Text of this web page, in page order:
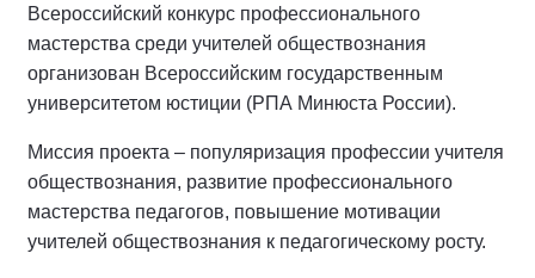
Всероссийский конкурс профессионального
мастерства среди учителей обществознания
организован Всероссийским государственным
университетом юстиции (РПА Минюста России).
Миссия проекта – популяризация профессии учителя
обществознания, развитие профессионального
мастерства педагогов, повышение мотивации
учителей обществознания к педагогическому росту.